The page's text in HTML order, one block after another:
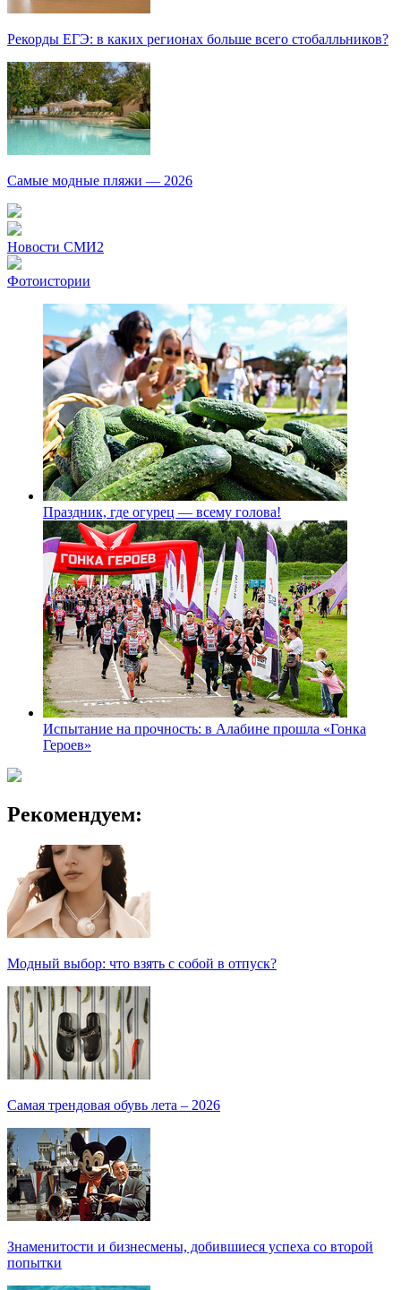
Рекорды ЕГЭ: в каких регионах больше всего стобалльников?
Самые модные пляжи — 2026
Новости СМИ2
Фотоистории
Праздник, где огурец — всему голова!
Испытание на прочность: в Алабине прошла «Гонка
Героев»
Рекомендуем:
Модный выбор: что взять с собой в отпуск?
Самая трендовая обувь лета – 2026
Знаменитости и бизнесмены, добившиеся успеха со второй
попытки